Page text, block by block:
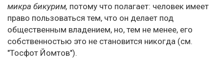
микра бикурим, потому что полагает: человек имеет
право пользоваться тем, что он делает под
общественным владением, но, тем не менее, его
собственностью это не становится никогда (см.
"Тосфот Йомтов").